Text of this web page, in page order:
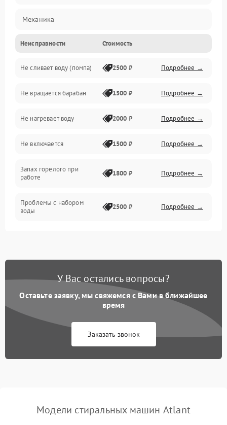
Механика
Электропитание
Водоснабжение
Слив
Программное обеспечение
Неисправности Стоимость
Не сливает воду (помпа) 2500 ₽ Подробнее →
Не вращается барабан 1500 ₽ Подробнее →
Не нагревает воду 2000 ₽ Подробнее →
Не включается 1500 ₽ Подробнее →
Запах горелого при
работе
1800 ₽ Подробнее →
Проблемы с набором
воды
2500 ₽ Подробнее →
Замена платы управления 2200 ₽ Подробнее →
У Вас остались вопросы?
Оставьте заявку, мы свяжемся с Вами в ближайшее
время
Заказать звонок
Модели стиральных машин Atlant